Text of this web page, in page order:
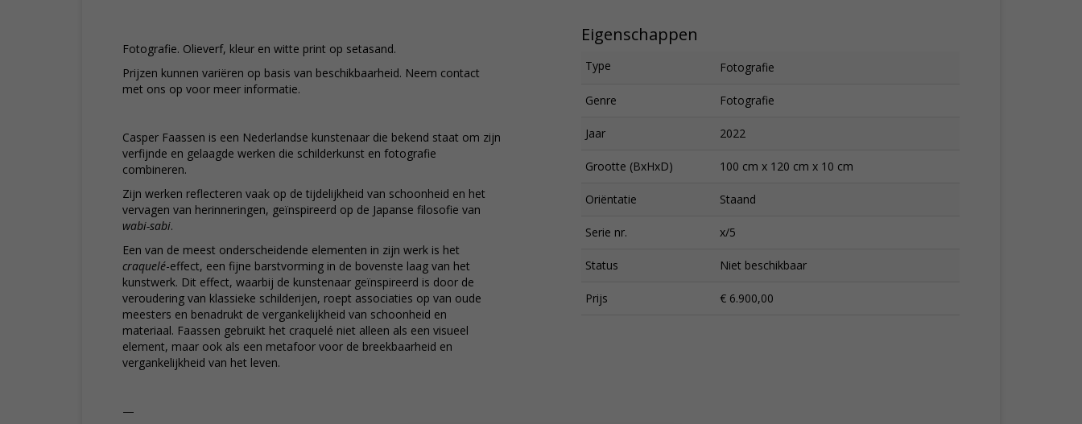
Fotografie. Olieverf, kleur en witte print op setasand.
Prijzen kunnen variëren op basis van beschikbaarheid. Neem contact
met ons op voor meer informatie.
Casper Faassen is een Nederlandse kunstenaar die bekend staat om zijn
verfijnde en gelaagde werken die schilderkunst en fotografie
combineren.
Zijn werken reflecteren vaak op de tijdelijkheid van schoonheid en het
vervagen van herinneringen, geïnspireerd op de Japanse filosofie van
wabi-sabi.
Een van de meest onderscheidende elementen in zijn werk is het
craquelé-effect, een fijne barstvorming in de bovenste laag van het
kunstwerk. Dit effect, waarbij de kunstenaar geïnspireerd is door de
veroudering van klassieke schilderijen, roept associaties op van oude
meesters en benadrukt de vergankelijkheid van schoonheid en
materiaal. Faassen gebruikt het craquelé niet alleen als een visueel
element, maar ook als een metafoor voor de breekbaarheid en
vergankelijkheid van het leven.
—
Eigenschappen
Type Fotografie
Genre Fotografie
Jaar 2022
Grootte (BxHxD) 100 cm x 120 cm x 10 cm
Oriëntatie Staand
Serie nr. x/5
Status Niet beschikbaar
Prijs € 6.900,00